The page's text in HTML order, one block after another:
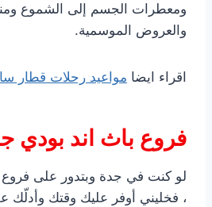
ومعطرات الجسم إلى الشموع
والعروض الموسمية.
اقراء ايضا مواعيد رحلات قطار
فروع باث اند بودي
لو كنت في جدة وبتدور على
، فخليني أوفر عليك وقتك وأدلّك